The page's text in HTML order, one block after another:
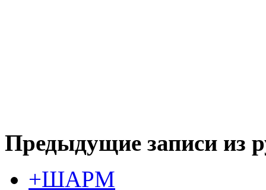
Предыдущие записи из
+ШАРМ